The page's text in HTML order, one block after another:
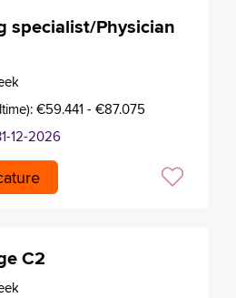
specialist/Physician
€59.441 - €87.075
12-2026
C2